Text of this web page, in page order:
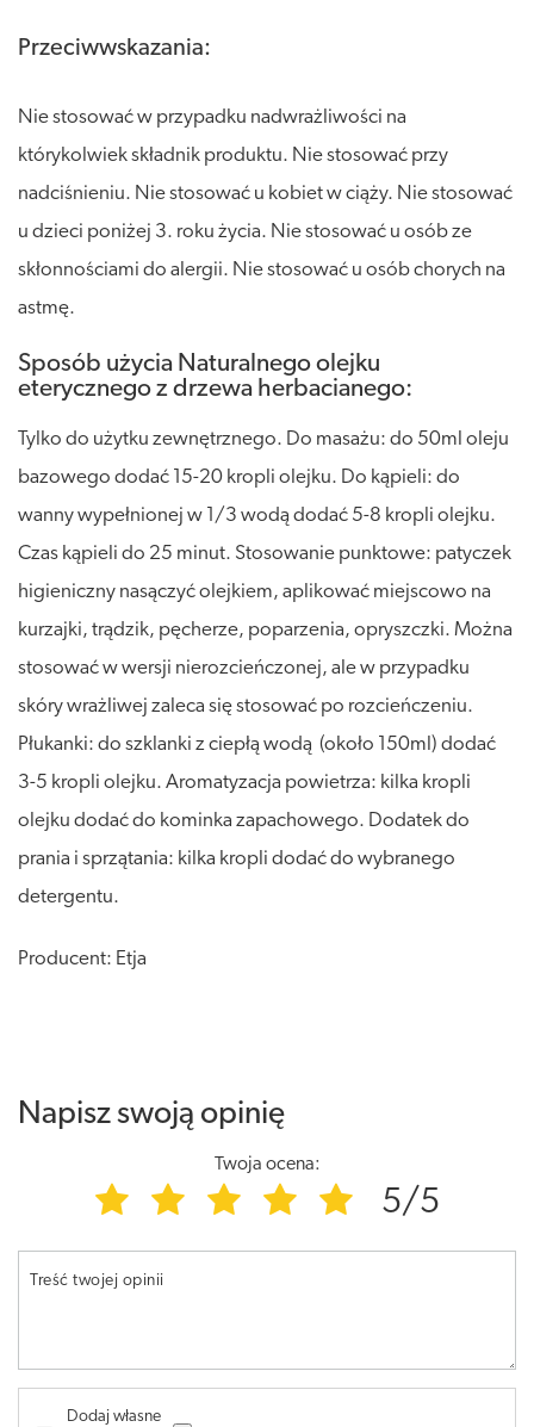
Przeciwwskazania:
Nie stosować w przypadku nadwrażliwości na
którykolwiek składnik produktu. Nie stosować przy
nadciśnieniu. Nie stosować u kobiet w ciąży. Nie stosować
u dzieci poniżej 3. roku życia. Nie stosować u osób ze
skłonnościami do alergii. Nie stosować u osób chorych na
astmę.
Sposób użycia Naturalnego olejku
eterycznego z drzewa herbacianego:
Tylko do użytku zewnętrznego. Do masażu: do 50ml oleju
bazowego dodać 15-20 kropli olejku. Do kąpieli: do
wanny wypełnionej w 1/3 wodą dodać 5-8 kropli olejku.
Czas kąpieli do 25 minut. Stosowanie punktowe: patyczek
higieniczny nasączyć olejkiem, aplikować miejscowo na
kurzajki, trądzik, pęcherze, poparzenia, opryszczki. Można
stosować w wersji nierozcieńczonej, ale w przypadku
skóry wrażliwej zaleca się stosować po rozcieńczeniu.
Płukanki: do szklanki z ciepłą wodą (około 150ml) dodać
3-5 kropli olejku. Aromatyzacja powietrza: kilka kropli
olejku dodać do kominka zapachowego. Dodatek do
prania i sprzątania: kilka kropli dodać do wybranego
detergentu.
Producent: Etja
Napisz swoją opinię
Twoja ocena:
5/5
Treść twojej opinii
Dodaj własne